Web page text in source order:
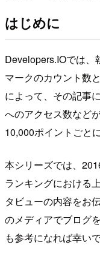
はじめに
Developers.IOでは、
マークのカウント数
によって、その記事
へのアクセス数など
10,000ポイントごと
本シリーズでは、
ランキングにおける
タビューの内容をお
のメディアでブログ
も参考になれば幸いで